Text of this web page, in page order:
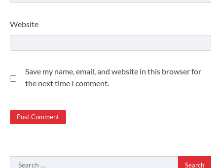
Website
Save my name, email, and website in this browser for
the next time I comment.
Search